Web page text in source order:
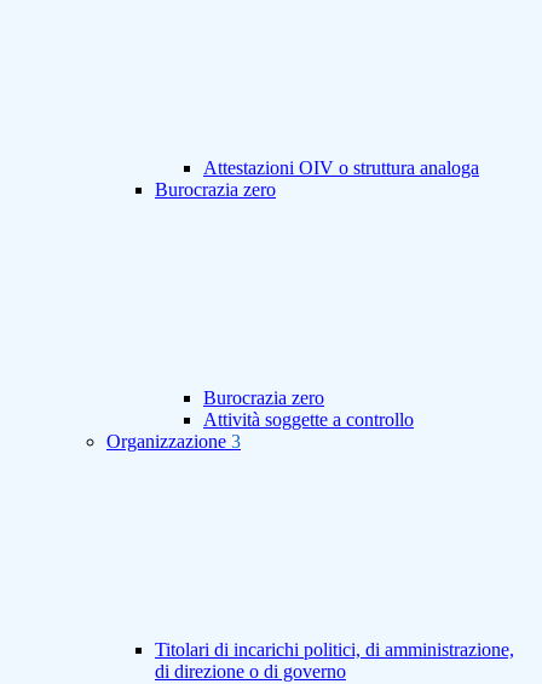
Attestazioni OIV o struttura analoga
Burocrazia zero
Burocrazia zero
Attività soggette a controllo
Organizzazione 3
Titolari di incarichi politici, di amministrazione,
di direzione o di governo